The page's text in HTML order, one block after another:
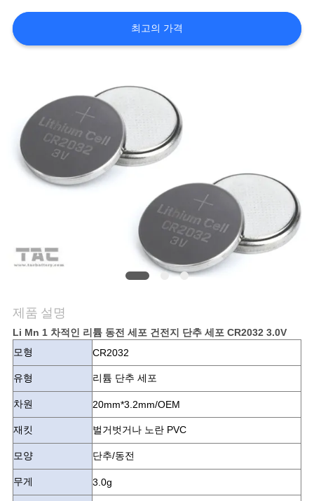
견
학
관
리
의
기
소
식
케
이
스
최고의 가격
제품 설명
Li Mn 1 차적인 리튬 동전 세포 건전지 단추 세포 CR2032 3.0V
모형
CR2032
유형 리튬 단추 세포
차원 20mm*3.2mm/OEM
재킷 벌거벗거나 노란 PVC
모양 단추/동전
무게 3.0g